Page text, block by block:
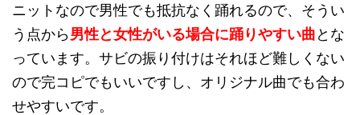
ニットなので男性でも抵抗なく踊れるので、そうい
う点から男性と女性がいる場合に踊りやすい曲とな
っています。サビの振り付けはそれほど難しくない
ので完コピでもいいですし、オリジナル曲でも合わ
せやすいです。